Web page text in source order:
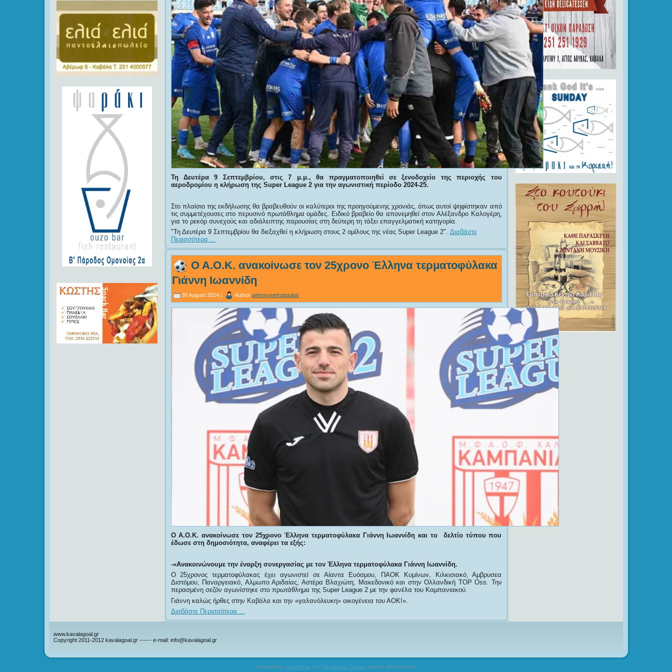
Τη Δευτέρα 9 Σεπτεμβρίου,στις 7 μ.μ., θα πραγματοποιηθεί σε ξενοδοχείο της περιοχής του
αεροδρομίου η κλήρωση της Super League 2 για την αγωνιστική περίοδο 2024-25.
Στο πλαίσιο της εκδήλωσης θα βραβευθούν οι καλύτεροι της προηγούμενης χρονιάς, όπως αυτοί ψηφίστηκαν από
τις συμμετέχουσες στο περυσινό πρωτάθλημα ομάδες. Ειδικό βραβείο θα απονεμηθεί στον Αλέξανδρο Καλογέρη,
για το ρεκόρ συνεχούς και αδιάλειπτης παρουσίας στη δεύτερη τη τάξει επαγγελματική κατηγορία.
Τη Δευτέρα 9 Σεπτεμβρίου θα διεξαχθεί η κλήρωση στους 2 ομίλους της νέας Super League 2 . Διαβάστε
Περισσότερα ...
Ο Α.Ο.Κ. ανακοίνωσε τον 25χρονο Έλληνα τερματοφύλακα
Γιάννη Ιωαννίδη
30 August 2024 | Author petrosvpetropoulos
Ο Α.Ο.Κ. ανακοίνωσε τον 25χρονο Έλληνα τερματοφύλακα Γιάννη Ιωαννίδη και το δελτίο τύπου που
έδωσε στη δημοσιότητα, αναφέρει τα εξής:
-«Ανακοινώνουμε την έναρξη συνεργασίας με τον Έλληνα τερματοφύλακα Γιάννη Ιωαννίδη.
Ο 25χρονος τερματοφύλακας έχει αγωνιστεί σε Αίαντα Ευόσμου, ΠΑΟΚ Κυμίνων, Κιλκισιακό, Αμβρυσεα
Διστόμου, Παναργειακό, Αλμωπο Αριδαίας, Αστέρα Βλαχιώτη, Μακεδονικό και στην Ολλανδική TOP Oss. Την
περασμένη σεζόν αγωνίστηκε στο πρωτάθλημα της Super League 2 με την φανέλα του Καμπανιακού.
Γιάννη καλώς ήρθες στην Καβάλα και την «γαλανόλευκη» οικογένεια του ΑΟΚ!».
Διαβάστε Περισσότερα ...
www.kavalagoal.gr
Copyright 2011-2012 kavalagoal.gr ------ e-mail: info@kavalagoal.gr
Powered by WordPress and WordPress Theme created with Artisteer.